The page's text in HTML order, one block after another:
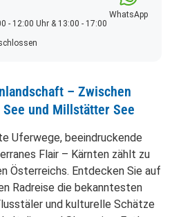
– Zwischen
und Millstätter See
Uferwege, beeindruckende
Flair – Kärnten zählt zu
Österreichs. Entdecken Sie auf
Radreise die bekanntesten
und kulturelle Schätze
- 12:00 Uhr & 13:00 - 17:00
WhatsApp